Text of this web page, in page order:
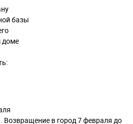
базы
доме
Возвращение в город 7 февраля до